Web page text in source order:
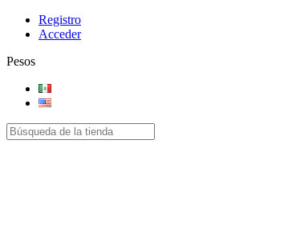
Registro
Acceder
Pesos